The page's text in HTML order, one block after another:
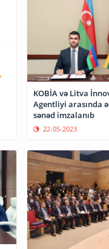
KOBİA və Litva
Agentliyi arasında
sənəd imzalanıb
22-05-2023